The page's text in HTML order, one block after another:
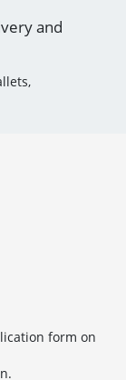
and
form on